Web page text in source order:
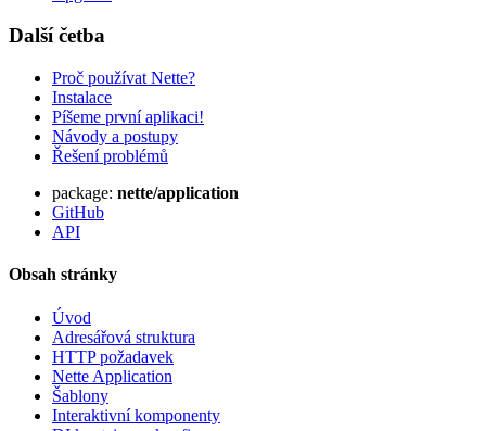
Další četba
Proč používat Nette?
Instalace
Píšeme první aplikaci!
Návody a postupy
Řešení problémů
package: nette/application
GitHub
API
Obsah stránky
Úvod
Adresářová struktura
HTTP požadavek
Nette Application
Šablony
Interaktivní komponenty